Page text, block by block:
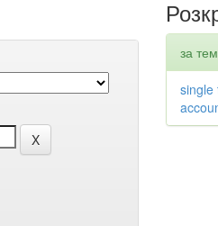
за
single